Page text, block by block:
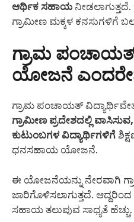
ಆರ್ಥಿಕ ಸಹಾಯ
ಗ್ರಾಮೀಣ ಮಕ್ಕಳ ಕನಸುಗಳಿಗೆ
ಗ್ರಾಮ
ಯೋಜನೆ
ಗ್ರಾಮ ಪಂಚಾಯತ್
ಗ್ರಾಮೀಣ ಪ್ರದೇಶದಲ್ಲಿ
ಕುಟುಂಬಗಳ ವಿದ್ಯಾರ್ಥಿಗಳಿಗೆ
ಧನಸಹಾಯ ಯೋಜನೆ.
ಈ ಯೋಜನೆಯನ್ನು ನೇರವಾಗಿ
ಜಾರಿಗೊಳಿಸಲಾಗುತ್ತದೆ.
ಸಹಾಯ ತಲುಪುವ ಸಾಧ್ಯತೆ ಹೆಚ್ಚು.